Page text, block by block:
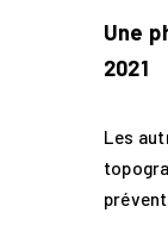
Une
2021
Les